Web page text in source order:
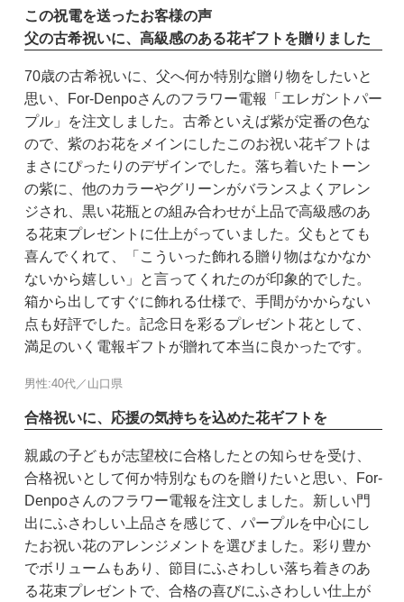
この祝電を送ったお客様の声
父の古希祝いに、高級感のある花ギフトを贈りました
70歳の古希祝いに、父へ何か特別な贈り物をしたいと
思い、For-Denpoさんのフラワー電報「エレガントパー
プル」を注文しました。古希といえば紫が定番の色な
ので、紫のお花をメインにしたこのお祝い花ギフトは
まさにぴったりのデザインでした。落ち着いたトーン
の紫に、他のカラーやグリーンがバランスよくアレン
ジされ、黒い花瓶との組み合わせが上品で高級感のあ
る花束プレゼントに仕上がっていました。父もとても
喜んでくれて、「こういった飾れる贈り物はなかなか
ないから嬉しい」と言ってくれたのが印象的でした。
箱から出してすぐに飾れる仕様で、手間がかからない
点も好評でした。記念日を彩るプレゼント花として、
満足のいく電報ギフトが贈れて本当に良かったです。
男性:40代／山口県
合格祝いに、応援の気持ちを込めた花ギフトを
親戚の子どもが志望校に合格したとの知らせを受け、
合格祝いとして何か特別なものを贈りたいと思い、For-
Denpoさんのフラワー電報を注文しました。新しい門
出にふさわしい上品さを感じて、パープルを中心にし
たお祝い花のアレンジメントを選びました。彩り豊か
でボリュームもあり、節目にふさわしい落ち着きのあ
る花束プレゼントで、合格の喜びにふさわしい仕上が